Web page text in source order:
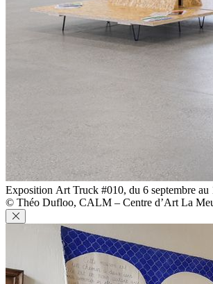
Exposition Art Truck #010, du 6 septembre au
© Théo Dufloo, CALM – Centre d’Art La